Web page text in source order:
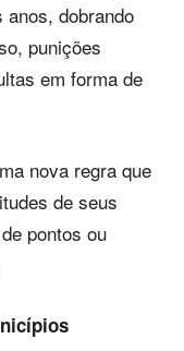
dobrando
punições
em forma de
nova regra que
de seus
pontos ou